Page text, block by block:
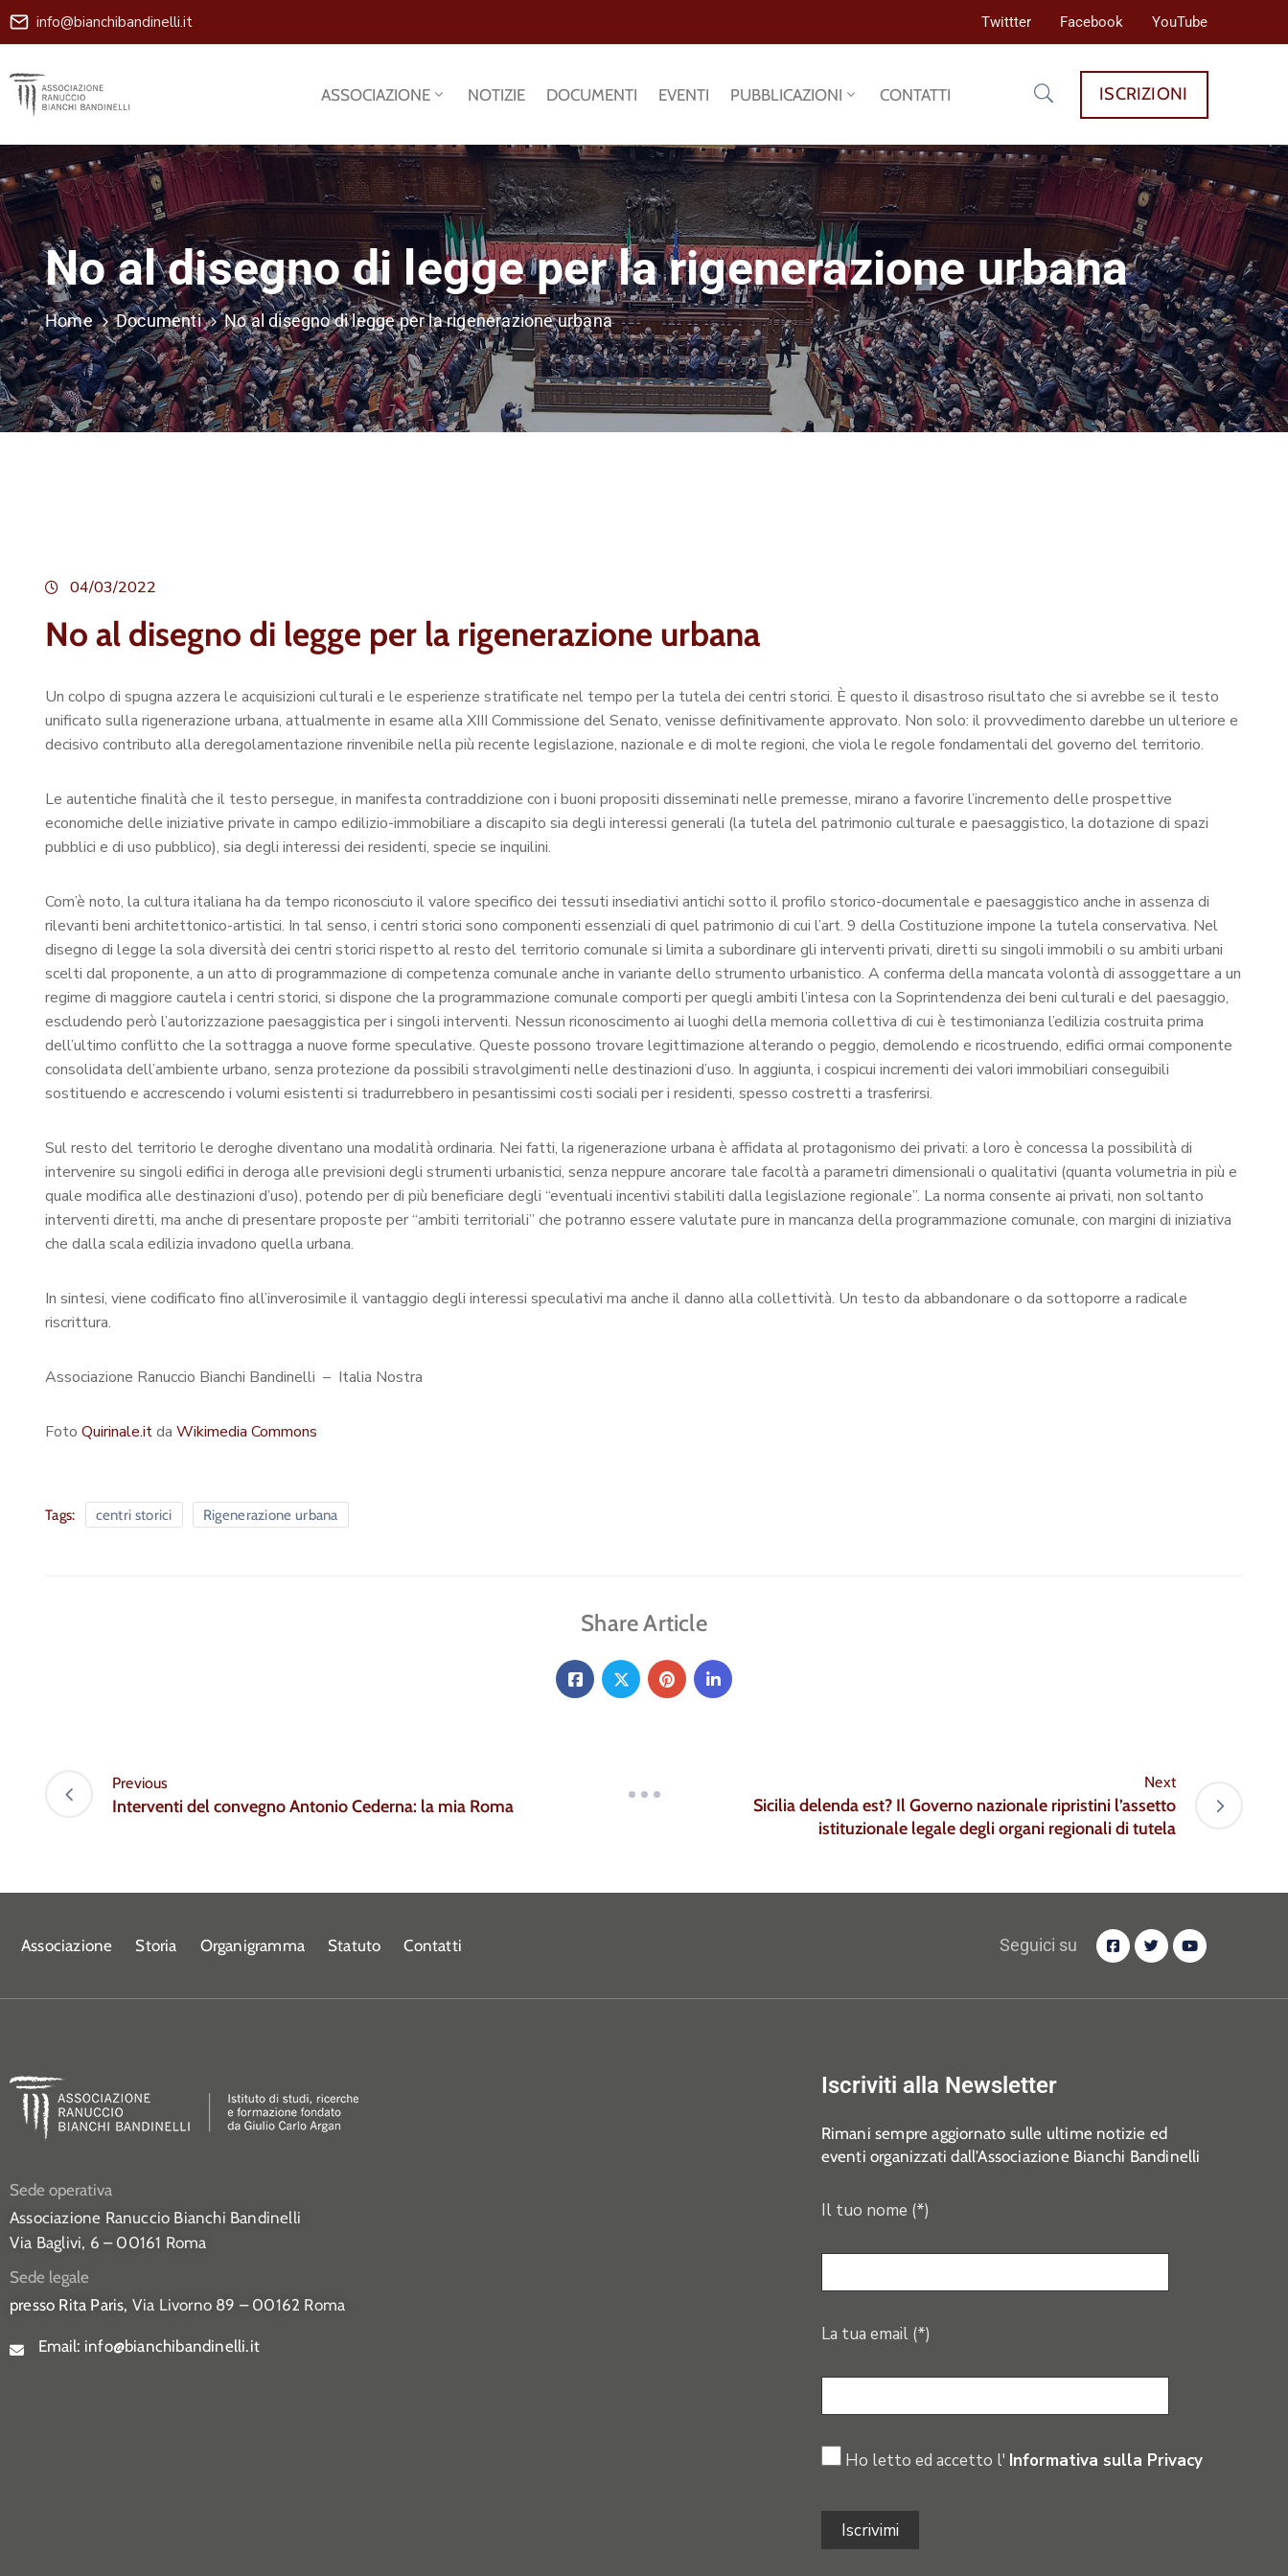
info@bianchibandinelli.it Twittter Facebook YouTube
ASSOCIAZIONE NOTIZIE DOCUMENTI EVENTI PUBBLICAZIONI CONTATTI ISCRIZIONI
No al disegno di legge per la rigenerazione urbana
Home Documenti No al disegno di legge per la rigenerazione urbana
04/03/2022
No al disegno di legge per la rigenerazione urbana
Un colpo di spugna azzera le acquisizioni culturali e le esperienze stratificate nel tempo per la tutela dei centri storici. È questo il disastroso risultato che si avrebbe se il testo
unificato sulla rigenerazione urbana, attualmente in esame alla XIII Commissione del Senato, venisse definitivamente approvato. Non solo: il provvedimento darebbe un ulteriore e
decisivo contributo alla deregolamentazione rinvenibile nella più recente legislazione, nazionale e di molte regioni, che viola le regole fondamentali del governo del territorio.
Le autentiche finalità che il testo persegue, in manifesta contraddizione con i buoni propositi disseminati nelle premesse, mirano a favorire l’incremento delle prospettive
economiche delle iniziative private in campo edilizio-immobiliare a discapito sia degli interessi generali (la tutela del patrimonio culturale e paesaggistico, la dotazione di spazi
pubblici e di uso pubblico), sia degli interessi dei residenti, specie se inquilini.
Com’è noto, la cultura italiana ha da tempo riconosciuto il valore specifico dei tessuti insediativi antichi sotto il profilo storico-documentale e paesaggistico anche in assenza di
rilevanti beni architettonico-artistici. In tal senso, i centri storici sono componenti essenziali di quel patrimonio di cui l’art. 9 della Costituzione impone la tutela conservativa. Nel
disegno di legge la sola diversità dei centri storici rispetto al resto del territorio comunale si limita a subordinare gli interventi privati, diretti su singoli immobili o su ambiti urbani
scelti dal proponente, a un atto di programmazione di competenza comunale anche in variante dello strumento urbanistico. A conferma della mancata volontà di assoggettare a un
regime di maggiore cautela i centri storici, si dispone che la programmazione comunale comporti per quegli ambiti l’intesa con la Soprintendenza dei beni culturali e del paesaggio,
escludendo però l’autorizzazione paesaggistica per i singoli interventi. Nessun riconoscimento ai luoghi della memoria collettiva di cui è testimonianza l’edilizia costruita prima
dell’ultimo conflitto che la sottragga a nuove forme speculative. Queste possono trovare legittimazione alterando o peggio, demolendo e ricostruendo, edifici ormai componente
consolidata dell’ambiente urbano, senza protezione da possibili stravolgimenti nelle destinazioni d’uso. In aggiunta, i cospicui incrementi dei valori immobiliari conseguibili
sostituendo e accrescendo i volumi esistenti si tradurrebbero in pesantissimi costi sociali per i residenti, spesso costretti a trasferirsi.
Sul resto del territorio le deroghe diventano una modalità ordinaria. Nei fatti, la rigenerazione urbana è affidata al protagonismo dei privati: a loro è concessa la possibilità di
intervenire su singoli edifici in deroga alle previsioni degli strumenti urbanistici, senza neppure ancorare tale facoltà a parametri dimensionali o qualitativi (quanta volumetria in più e
quale modifica alle destinazioni d’uso), potendo per di più beneficiare degli “eventuali incentivi stabiliti dalla legislazione regionale”. La norma consente ai privati, non soltanto
interventi diretti, ma anche di presentare proposte per “ambiti territoriali” che potranno essere valutate pure in mancanza della programmazione comunale, con margini di iniziativa
che dalla scala edilizia invadono quella urbana.
In sintesi, viene codificato fino all’inverosimile il vantaggio degli interessi speculativi ma anche il danno alla collettività. Un testo da abbandonare o da sottoporre a radicale
riscrittura.
Associazione Ranuccio Bianchi Bandinelli – Italia Nostra
Foto Quirinale.itda Wikimedia Commons
Tags: centri storici Rigenerazione urbana
Share Article
Previous
Interventi del convegno Antonio Cederna: la mia Roma
Next
Sicilia delenda est? Il Governo nazionale ripristini l’assetto
istituzionale legale degli organi regionali di tutela
Associazione Storia Organigramma Statuto Contatti Seguici su
Sede operativa
Associazione Ranuccio Bianchi Bandinelli
Via Baglivi, 6 – 00161 Roma
Sede legale
presso Rita Paris, Via Livorno 89 – 00162 Roma
Email: info@bianchibandinelli.it
Iscriviti alla Newsletter
Rimani sempre aggiornato sulle ultime notizie ed
eventi organizzati dall’Associazione Bianchi Bandinelli
Il tuo nome (*)
La tua email (*)
Ho letto ed accetto l' Informativa sulla Privacy